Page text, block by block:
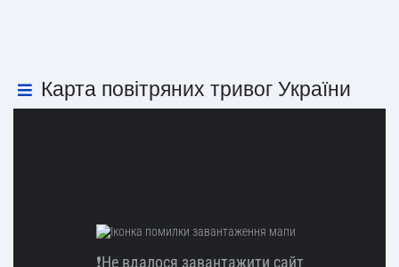
Карта повітряних тривог України